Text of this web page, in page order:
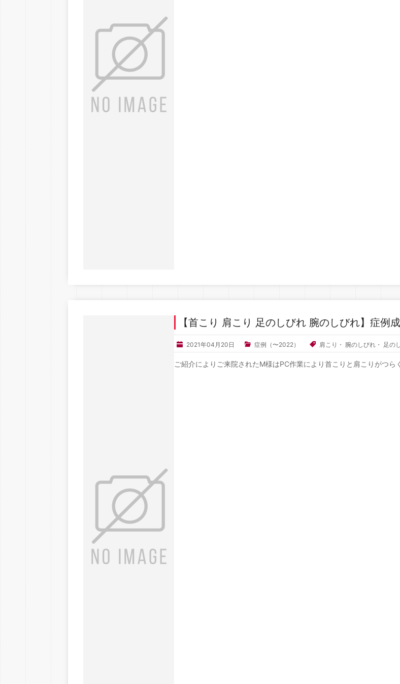
【首こり 肩こり 足のしびれ 腕のしびれ】症例
2021年04月20日 症例（〜2022） 肩こり ・ 腕のしびれ・ 足の
ご紹介によりご来院されたM様はPC作業により首こりと肩こりがつ